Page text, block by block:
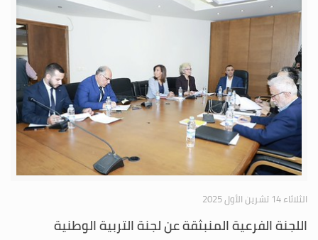
الثلاثاء 14 تشرين الأول 2025
اللجنة الفرعية المنبثقة عن لجنة التربية الوطنية